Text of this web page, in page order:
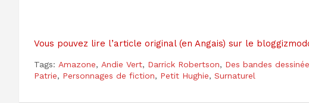
Vous pouvez lire l’article original (en Angais) sur le
Tags: Amazone, Andie Vert, Darrick Robertson, Des bandes
Patrie, Personnages de fiction, Petit Hughie, Surnaturel